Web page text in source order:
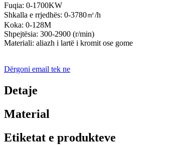
Fuqia: 0-1700KW
Shkalla e rrjedhës: 0-3780㎥/h
Koka: 0-128M
Shpejtësia: 300-2900 (r/min)
Materiali: aliazh i lartë i kromit ose gome
Dërgoni email tek ne
Detaje
Material
Etiketat e produkteve